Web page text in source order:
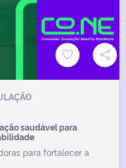
saudável para
para fortalecer a